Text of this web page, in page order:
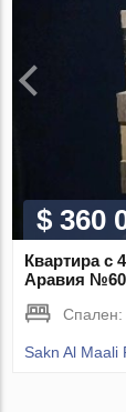
$ 360
Квартира с
Аравия
Sakn Al Maali